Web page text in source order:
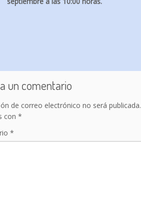
un comentario
de correo electrónico no será publicada.
con *
*